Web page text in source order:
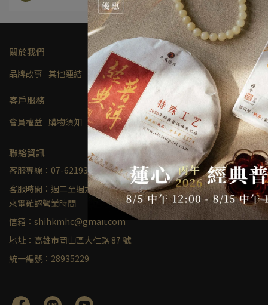
關於我們
品牌故事 其他連結 隱私權及網站使用條款
客戶服務
會員權益 購物須知 聯絡我們
聯絡資訊
客服專線：07-6219324
客服時間：週二至週六 10:30-17:30；不定期店休，蒞臨前請先
來電確認營業時間
信箱：shihkmhc@gmail.com
地址：高雄市岡山區大仁路 87 號
統一編號：28935229